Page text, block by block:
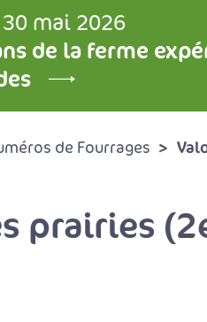
mai 2026
de la ferme
de Fourrages
prairies